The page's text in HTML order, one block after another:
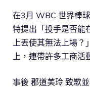
在3月 WBC 世界棒
特提出「投手是否能
上丟使其無法上場？
上，連帶許多工商活
事後 郡道美玲 致歉